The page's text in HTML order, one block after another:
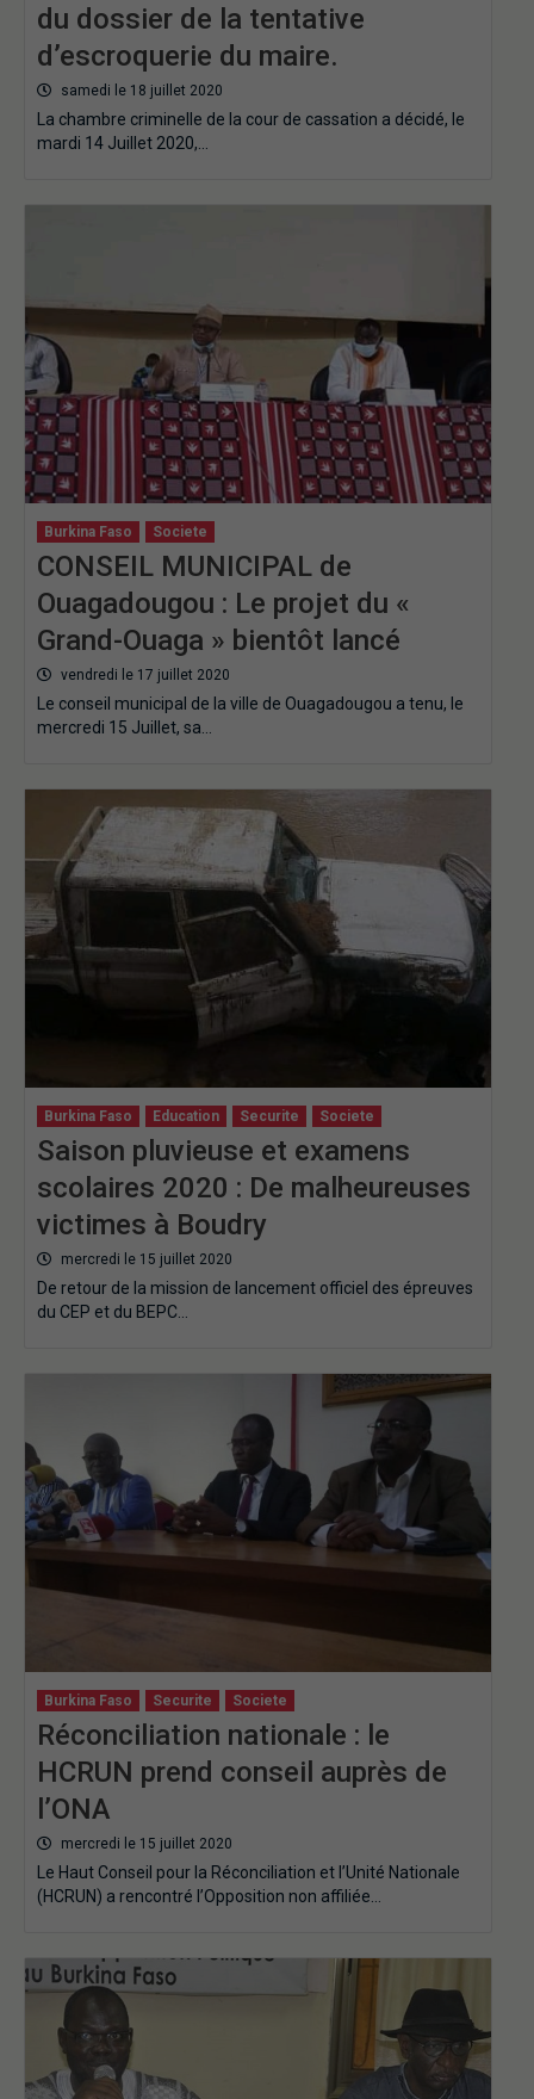
du dossier de la tentative
d’escroquerie du maire.
samedi le 18 juillet 2020
La chambre criminelle de la cour de cassation a décidé, le
mardi 14 Juillet 2020,…
Burkina Faso Societe
CONSEIL MUNICIPAL de
Ouagadougou : Le projet du «
Grand-Ouaga » bientôt lancé
vendredi le 17 juillet 2020
Le conseil municipal de la ville de Ouagadougou a tenu, le
mercredi 15 Juillet, sa…
Burkina Faso Education Securite Societe
Saison pluvieuse et examens
scolaires 2020 : De malheureuses
victimes à Boudry
mercredi le 15 juillet 2020
De retour de la mission de lancement officiel des épreuves
du CEP et du BEPC…
Burkina Faso Securite Societe
Réconciliation nationale : le
HCRUN prend conseil auprès de
l’ONA
mercredi le 15 juillet 2020
Le Haut Conseil pour la Réconciliation et l’Unité Nationale
(HCRUN) a rencontré l’Opposition non affiliée…